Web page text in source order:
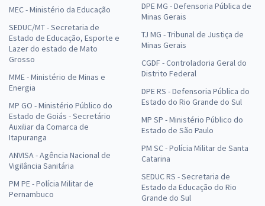
MEC - Ministério da Educação
SEDUC/MT - Secretaria de
Estado de Educação, Esporte e
Lazer do estado de Mato
Grosso
MME - Ministério de Minas e
Energia
MP GO - Ministério Público do
Estado de Goiás - Secretário
Auxiliar da Comarca de
Itapuranga
ANVISA - Agência Nacional de
Vigilância Sanitária
PM PE - Polícia Militar de
Pernambuco
DPE MG - Defensoria Pública de
Minas Gerais
TJ MG - Tribunal de Justiça de
Minas Gerais
CGDF - Controladoria Geral do
Distrito Federal
DPE RS - Defensoria Pública do
Estado do Rio Grande do Sul
MP SP - Ministério Público do
Estado de São Paulo
PM SC - Polícia Militar de Santa
Catarina
SEDUC RS - Secretaria de
Estado da Educação do Rio
Grande do Sul